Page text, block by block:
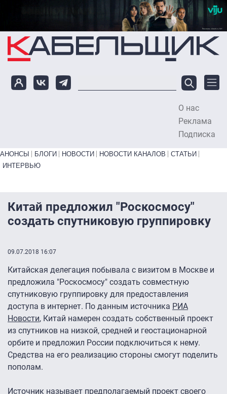
Перейти к основному содержанию
О нас
Реклама
Подписка
Primary links bottom
АНОНСЫ БЛОГИ НОВОСТИ НОВОСТИ КАНАЛОВ
СТАТЬИ
ИНТЕРВЬЮ
Китай предложил "Роскосмосу"
создать спутниковую группировку
09.07.2018 16:07
Китайская делегация побывала с визитом в Москве и
предложила "Роскосмосу" создать совместную
спутниковую группировку для предоставления
доступа в интернет. По данным источника РИА
Новости, Китай намерен создать собственный проект
из спутников на низкой, средней и геостационарной
орбите и предложил России подключиться к нему.
Средства на его реализацию стороны смогут поделить
пополам.
Источник называет предполагаемый проект своего